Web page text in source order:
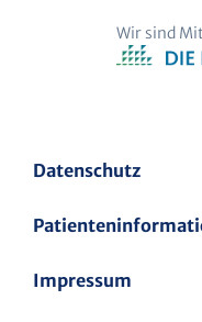
Datenschutz
Impressum
Wir sind